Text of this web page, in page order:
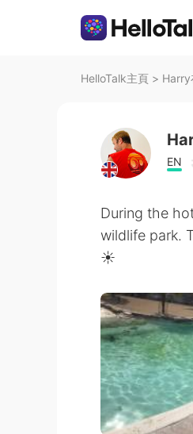
HelloTalk主頁 > Harry
EN
During the
wildlife park.
☀